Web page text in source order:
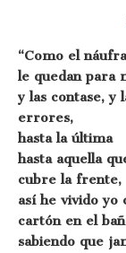
“Como el
le quedan para
y las contase, y
errores,
hasta la última
hasta aquella
cubre la frente,
así he vivido yo
cartón en el
sabiendo que